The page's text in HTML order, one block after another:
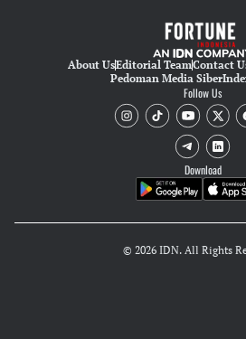
About UsEditorial TeamContact
Pedoman Media Siber
Follow Us
Download
© 2026 IDN. All Rights